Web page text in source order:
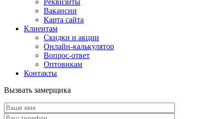
Реквизиты
Вакансии
Карта сайта
Клиентам
Скидки и акции
Онлайн-калькулятор
Вопрос-ответ
Оптовикам
Контакты
Вызвать замерщика